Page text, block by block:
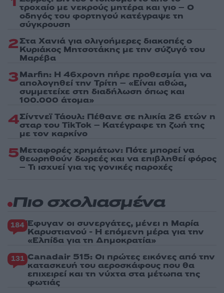
τροχαίο με νεκρούς μητέρα και γιο – Ο
οδηγός του φορτηγού κατέγραψε τη
σύγκρουση
2Στα Χανιά για ολιγοήμερες διακοπές ο
Κυριάκος Μητσοτάκης με την σύζυγό του
Μαρέβα
3Marfin: Η 46χρονη πήρε προθεσμία για να
απολογηθεί την Τρίτη – «Είναι αθώα,
συμμετείχε στη διαδήλωση όπως και
100.000 άτομα»
4Σίντνεϊ Τάουλ: Πέθανε σε ηλικία 26 ετών η
σταρ του TikTok – Kατέγραφε τη ζωή της
με τον καρκίνο
5Μεταφορές χρημάτων: Πότε μπορεί να
θεωρηθούν δωρεές και να επιβληθεί φόρος
– Τι ισχυεί για τις γονικές παροχές
Πιο σχολιασμένα
184 Έφυγαν οι συνεργάτες, μένει η Μαρία
Καρυστιανού - Η επόμενη μέρα για την
«Ελπίδα για τη Δημοκρατία»
131 Canadair 515: Οι πρώτες εικόνες από την
κατασκευή του αεροσκάφους που θα
επιχειρεί και τη νύχτα στα μέτωπα της
φωτιάς